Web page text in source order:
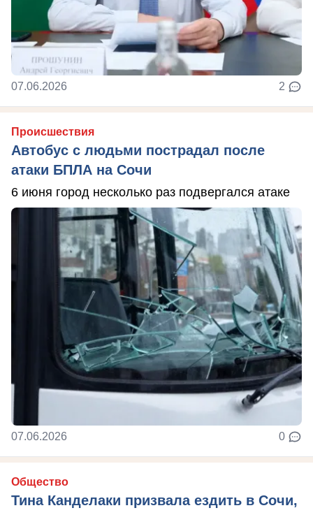
07.06.2026 2
Происшествия
Автобус с людьми пострадал после
атаки БПЛА на Сочи
6 июня город несколько раз подвергался атаке
07.06.2026 0
Общество
Тина Канделаки призвала ездить в Сочи,